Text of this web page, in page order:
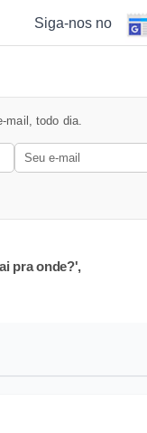
Siga-nos no
mail, todo dia.
pra onde?',